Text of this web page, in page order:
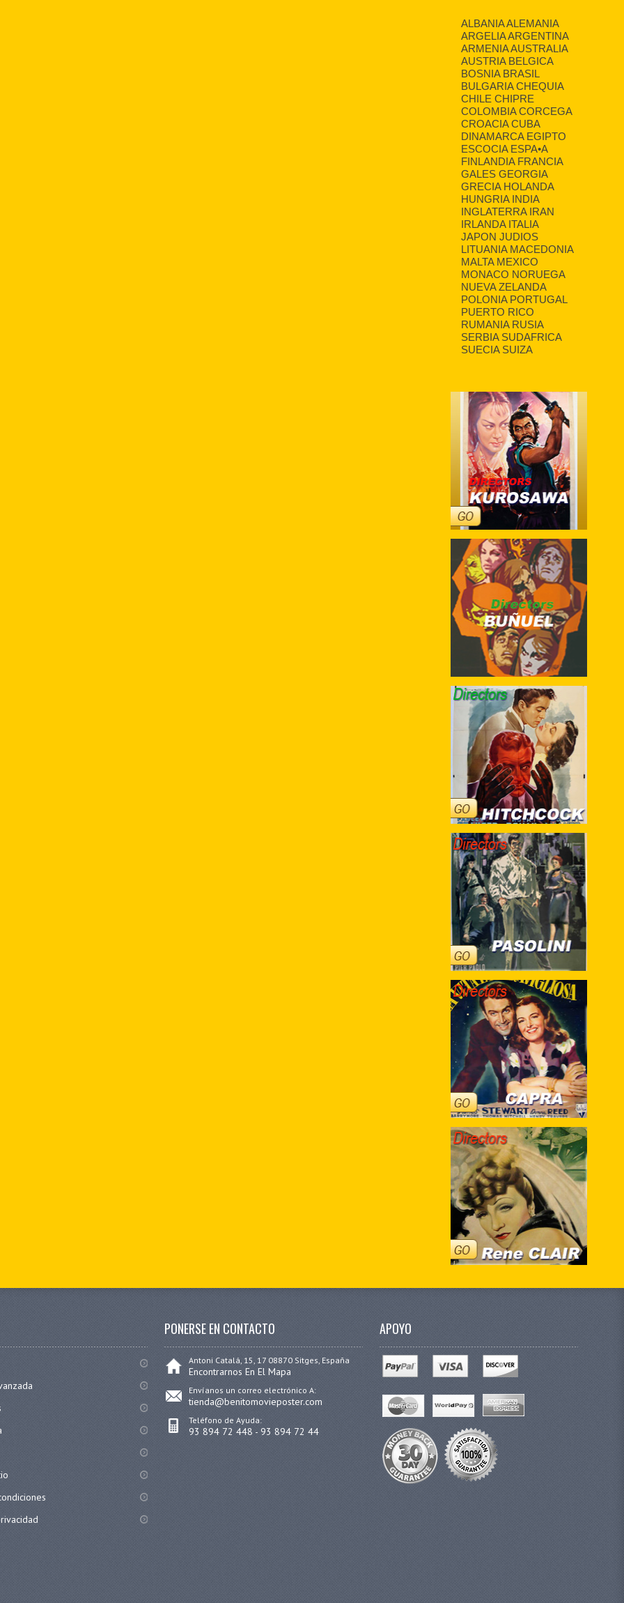
ALBANIA ALEMANIA
ARGELIA ARGENTINA
ARMENIA AUSTRALIA
AUSTRIA BELGICA
BOSNIA BRASIL
BULGARIA CHEQUIA
CHILE CHIPRE
COLOMBIA CORCEGA
CROACIA CUBA
DINAMARCA EGIPTO
ESCOCIA ESPA•A
FINLANDIA FRANCIA
GALES GEORGIA
GRECIA HOLANDA
HUNGRIA INDIA
INGLATERRA IRAN
IRLANDA ITALIA
JAPON JUDIOS
LITUANIA MACEDONIA
MALTA MEXICO
MONACO NORUEGA
NUEVA ZELANDA
POLONIA PORTUGAL
PUERTO RICO
RUMANIA RUSIA
SERBIA SUDAFRICA
SUECIA SUIZA
PONERSE EN CONTACTO
Antoni Catalá, 15, 17 08870 Sitges, España
Encontrarnos En El Mapa
Envíanos un correo electrónico A:
tienda@benitomovieposter.com
Teléfono de Ayuda:
93 894 72 448 - 93 894 72 44
APOYO